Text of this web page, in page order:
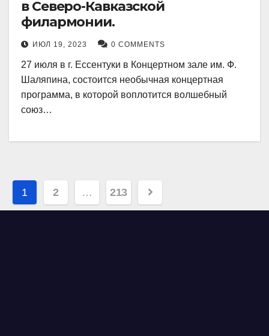
в Северо-Кавказской
филармонии.
ИЮЛ 19, 2023 0 COMMENTS
27 июля в г. Ессентуки в Концертном зале им. Ф.
Шаляпина, состоится необычная концертная
программа, в которой воплотится волшебный
союз…
Навигация
по
1 2 … 213